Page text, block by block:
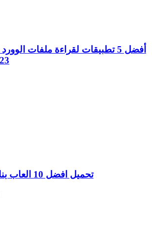
أفضل 5 تطبيقات لقراءة ملفات
2023
تحميل افضل 10 العاب بنات للأندوريد